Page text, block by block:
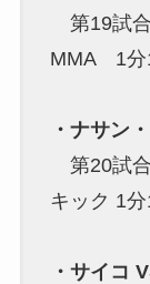
第19試
MMA 1分
・ナサン
第20試
キック 1
・サイコ